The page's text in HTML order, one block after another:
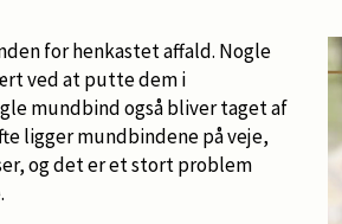
for henkastet affald. Nogle
ved at putte dem i
mundbind også bliver taget af
ligger mundbindene på veje,
og det er et stort problem